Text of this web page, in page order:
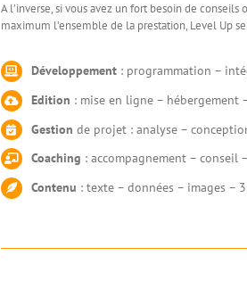
A l’inverse, si vous avez un fort besoin de
maximum l’ensemble de la prestation, Level Up
Développement: programmation –
Edition : mise en ligne – hébergement
Gestion de projet : analyse –
Coaching : accompagnement – conseil
Contenu : texte – données – images –